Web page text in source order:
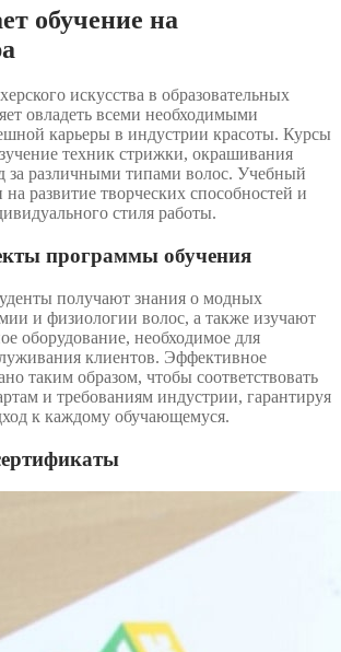
обучение на
искусства в образовательных
овладеть всеми необходимыми
карьеры в индустрии красоты. Курсы
техник стрижки, окрашивания
за различными типами волос. Учебный
развитие творческих способностей и
стиля работы.
программы обучения
получают знания о модных
и физиологии волос, а также изучают
оборудование, необходимое для
клиентов. Эффективное
таким образом, чтобы соответствовать
и требованиям индустрии, гарантируя
к каждому обучающемуся.